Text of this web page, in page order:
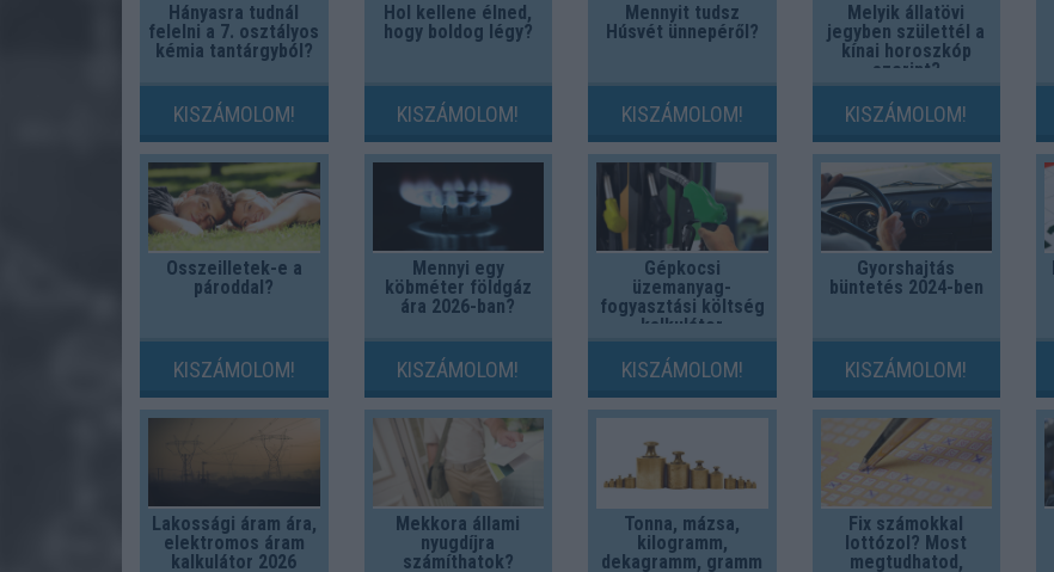
Hányasra tudnál
felelni a 7. osztályos
kémia tantárgyból?
KISZÁMOLOM!
Hol kellene élned,
hogy boldog légy?
KISZÁMOLOM!
Mennyit tudsz
Húsvét ünnepéről?
KISZÁMOLOM!
Melyik állatövi
jegyben születtél a
kínai horoszkóp
szerint?
KISZÁMOLOM!
Összeilletek-e a
pároddal?
KISZÁMOLOM!
Mennyi egy
köbméter földgáz
ára 2026-ban?
KISZÁMOLOM!
Gépkocsi
üzemanyag-
fogyasztási költség
kalkulátor
KISZÁMOLOM!
Gyorshajtás
büntetés 2024-ben
KISZÁMOLOM!
Lakossági áram ára,
elektromos áram
kalkulátor 2026
Mekkora állami
nyugdíjra
számíthatok?
Tonna, mázsa,
kilogramm,
dekagramm, gramm
Fix számokkal
lottózol? Most
megtudhatod,